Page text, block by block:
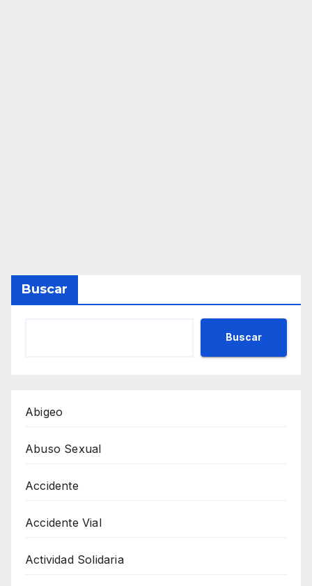
Buscar
Buscar
Abigeo
Abuso Sexual
Accidente
Accidente Vial
Actividad Solidaria